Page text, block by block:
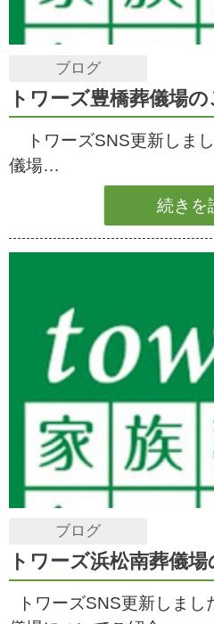
ブログ
トワーズ豊橋葬儀場
トワーズSNS更新しま
儀場…
続きを
ブログ
トワーズ浜松南葬儀
トワーズSNS更新しま